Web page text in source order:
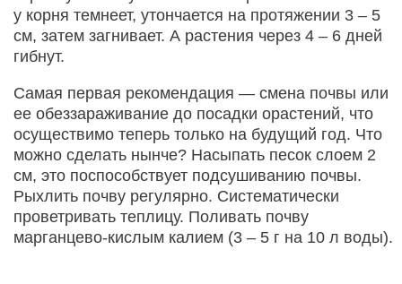
у корня темнеет, утончается на протяжении 3 – 5
см, затем загнивает. А растения через 4 – 6 дней
гибнут.
Самая первая рекомендация — смена почвы или
ее обеззараживание до посадки орастений, что
осуществимо теперь только на будущий год. Что
можно сделать нынче? Насыпать песок слоем 2
см, это поспособствует подсушиванию почвы.
Рыхлить почву регулярно. Систематически
проветривать теплицу. Поливать почву
марганцево-кислым калием (3 – 5 г на 10 л воды).